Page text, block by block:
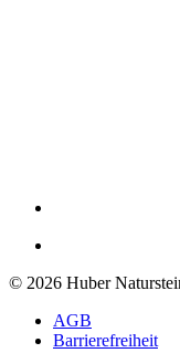
© 2026 Huber
AGB
Barrierefreiheit